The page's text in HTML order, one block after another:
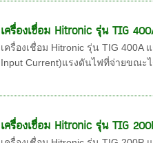
เครื่องเชื่อม Hitronic รุ่น TIG
เครื่องเชื่อม Hitronic รุ่น TIG
Input Current)แรงดันไฟที่จ่ายขณะไ
เครื่องเชื่อม Hitronic รุ่น TIG